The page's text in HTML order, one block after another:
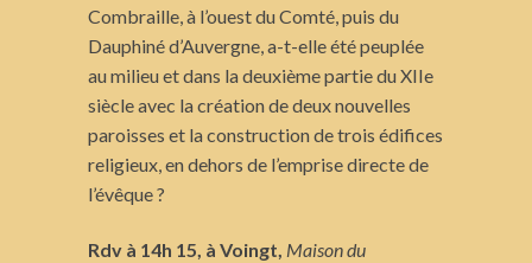
Combraille, à l’ouest du Comté, puis du
Dauphiné d’Auvergne, a-t-elle été peuplée
au milieu et dans la deuxième partie du XIIe
siècle avec la création de deux nouvelles
paroisses et la construction de trois édifices
religieux, en dehors de l’emprise directe de
l’évêque ?
Rdv à 14h 15, à Voingt, Maison du